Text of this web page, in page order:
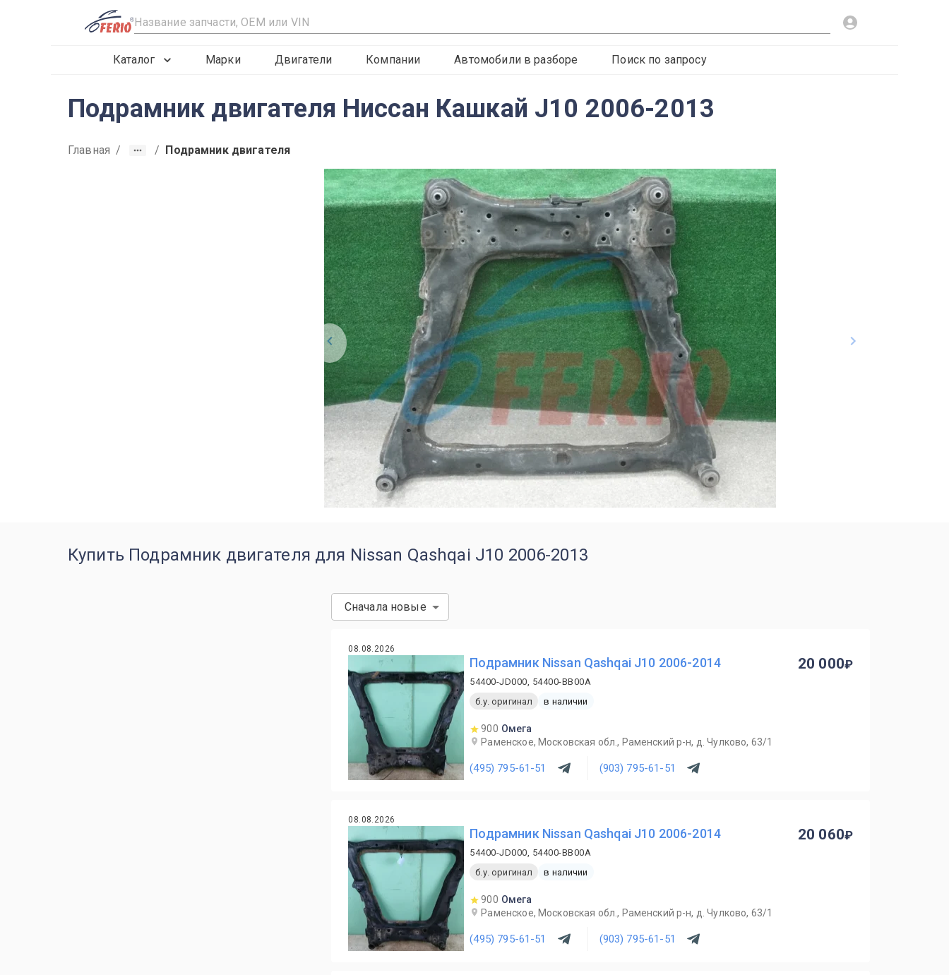
R
Каталог Марки Двигатели Компании Автомобили в разборе Поиск по запросу
Подрамник двигателя Ниссан Кашкай J10 2006-2013
Главная / / Подрамник двигателя
Купить Подрамник двигателя для Nissan Qashqai J10 2006-2013
Сначала новые
08.08.2026
Подрамник Nissan Qashqai J10 2006-2014
54400-JD000, 54400-BB00A
б.у. оригинал
в наличии
900 Омега
Раменское, Московская обл., Раменский р-н, д. Чулково, 63/1
(495) 795-61-51 (903) 795-61-51
20 000
08.08.2026
Подрамник Nissan Qashqai J10 2006-2014
54400-JD000, 54400-BB00A
б.у. оригинал
в наличии
900 Омега
Раменское, Московская обл., Раменский р-н, д. Чулково, 63/1
(495) 795-61-51 (903) 795-61-51
20 060